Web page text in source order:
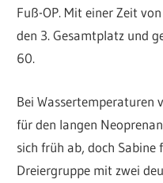
Fuß-OP. Mit einer Zeit
den 3. Gesamtplatz und
60.
Bei Wassertemperaturen
für den langen
sich früh ab, doch
Dreiergruppe mit zwei